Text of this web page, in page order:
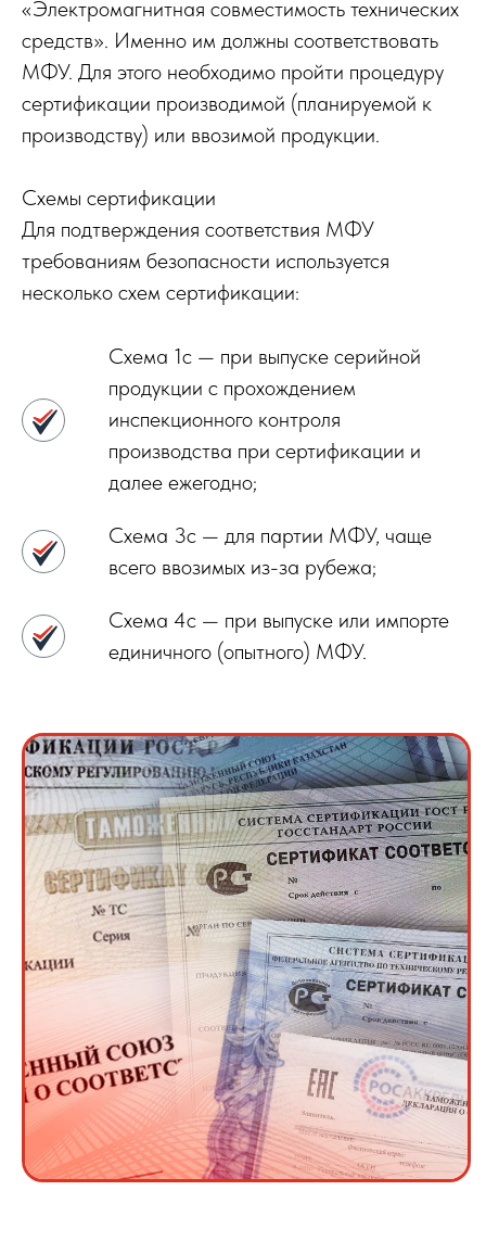
«Электромагнитная совместимость технических
средств». Именно им должны соответствовать
МФУ. Для этого необходимо пройти процедуру
сертификации производимой (планируемой к
производству) или ввозимой продукции.
Схемы сертификации
Для подтверждения соответствия МФУ
требованиям безопасности используется
несколько схем сертификации:
Схема 1с — при выпуске серийной
продукции с прохождением
инспекционного контроля
производства при сертификации и
далее ежегодно;
Схема 3с — для партии МФУ, чаще
всего ввозимых из-за рубежа;
Схема 4с — при выпуске или импорте
единичного (опытного) МФУ.